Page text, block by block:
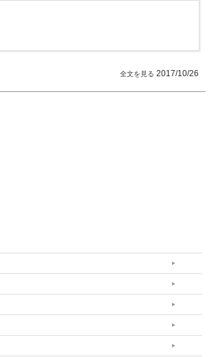
2017/10/26